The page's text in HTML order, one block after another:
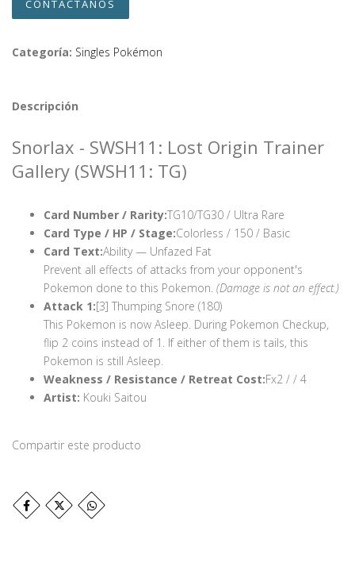
CONTÁCTANOS
Categoría: Singles Pokémon
Descripción
Snorlax - SWSH11: Lost Origin Trainer
Gallery (SWSH11: TG)
Card Number / Rarity:TG10/TG30 / Ultra Rare
Card Type / HP / Stage:Colorless / 150 / Basic
Card Text:Ability — Unfazed Fat
Prevent all effects of attacks from your opponent's
Pokemon done to this Pokemon. (Damage is not an effect.)
Attack 1:[3] Thumping Snore (180)
This Pokemon is now Asleep. During Pokemon Checkup,
flip 2 coins instead of 1. If either of them is tails, this
Pokemon is still Asleep.
Weakness / Resistance / Retreat Cost:Fx2 / / 4
Artist: Kouki Saitou
Compartir este producto